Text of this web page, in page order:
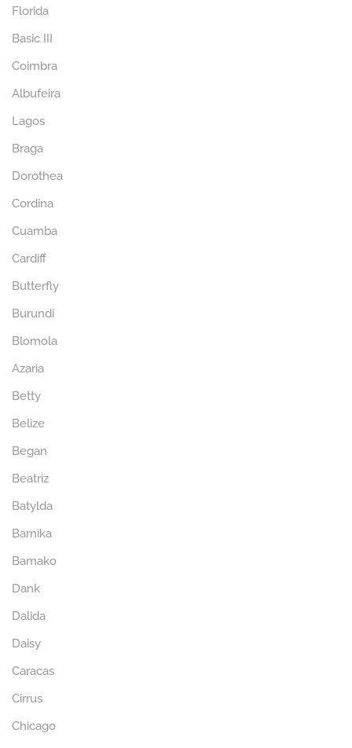
Florida
Basic III
Coimbra
Albufeira
Lagos
Braga
Dorothea
Cordina
Cuamba
Cardiff
Butterfly
Burundi
Blomola
Azaria
Betty
Belize
Began
Beatriz
Batylda
Barnika
Bamako
Dank
Dalida
Daisy
Caracas
Cirrus
Chicago